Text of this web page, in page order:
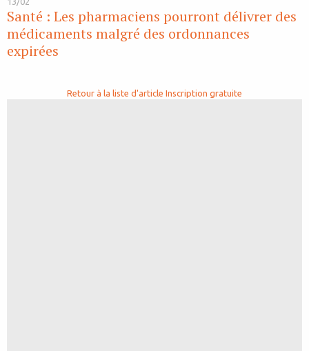
Santé : Les pharmaciens pourront délivrer des
médicaments malgré des ordonnances
expirées
Retour à la liste d'article Inscription gratuite